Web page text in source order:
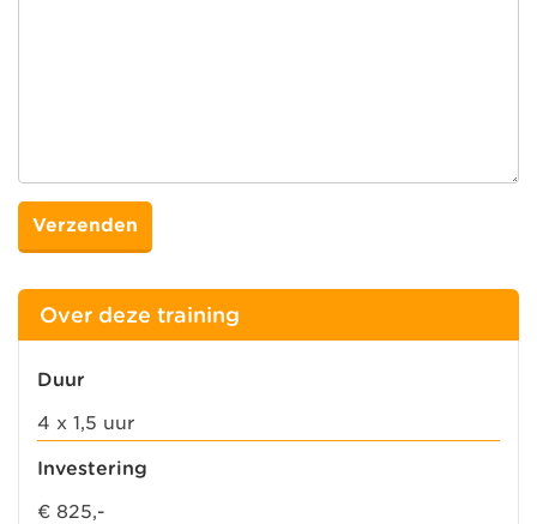
Over deze training
Duur
4 x 1,5 uur
Investering
€ 825,-